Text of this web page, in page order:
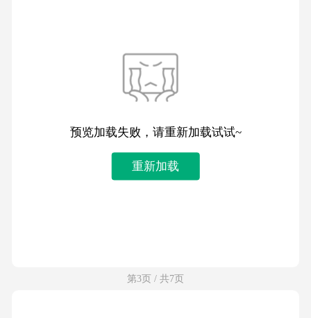
预览加载失败，请重新加载试试~
重新加载
第3页 / 共7页